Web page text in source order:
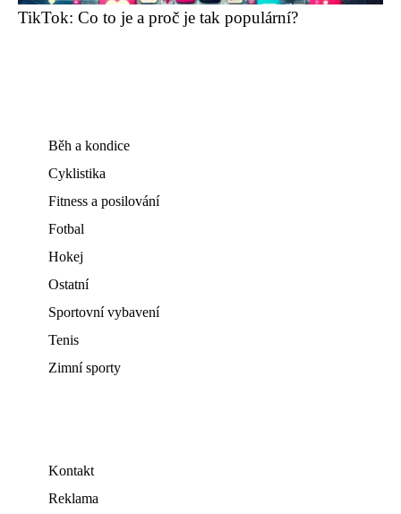
TikTok: Co to je a proč je tak populární?
Běh a kondice
Cyklistika
Fitness a posilování
Fotbal
Hokej
Ostatní
Sportovní vybavení
Tenis
Zimní sporty
Kontakt
Reklama